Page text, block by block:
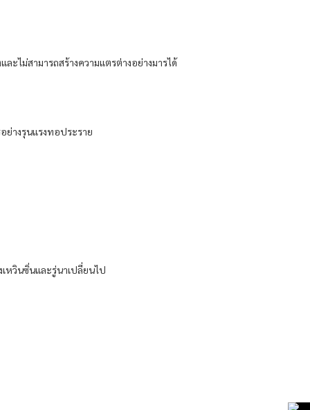
ะ​ไม่สามารถ​สร้าง​ความแตรต่าง​อย่าง​มาร​ได้​
ย่าง​รุนแรง​ทอ​ประราย​
ห​วิน​ซิ่น​และ​รู่​นา​เปลี่ยนไป​